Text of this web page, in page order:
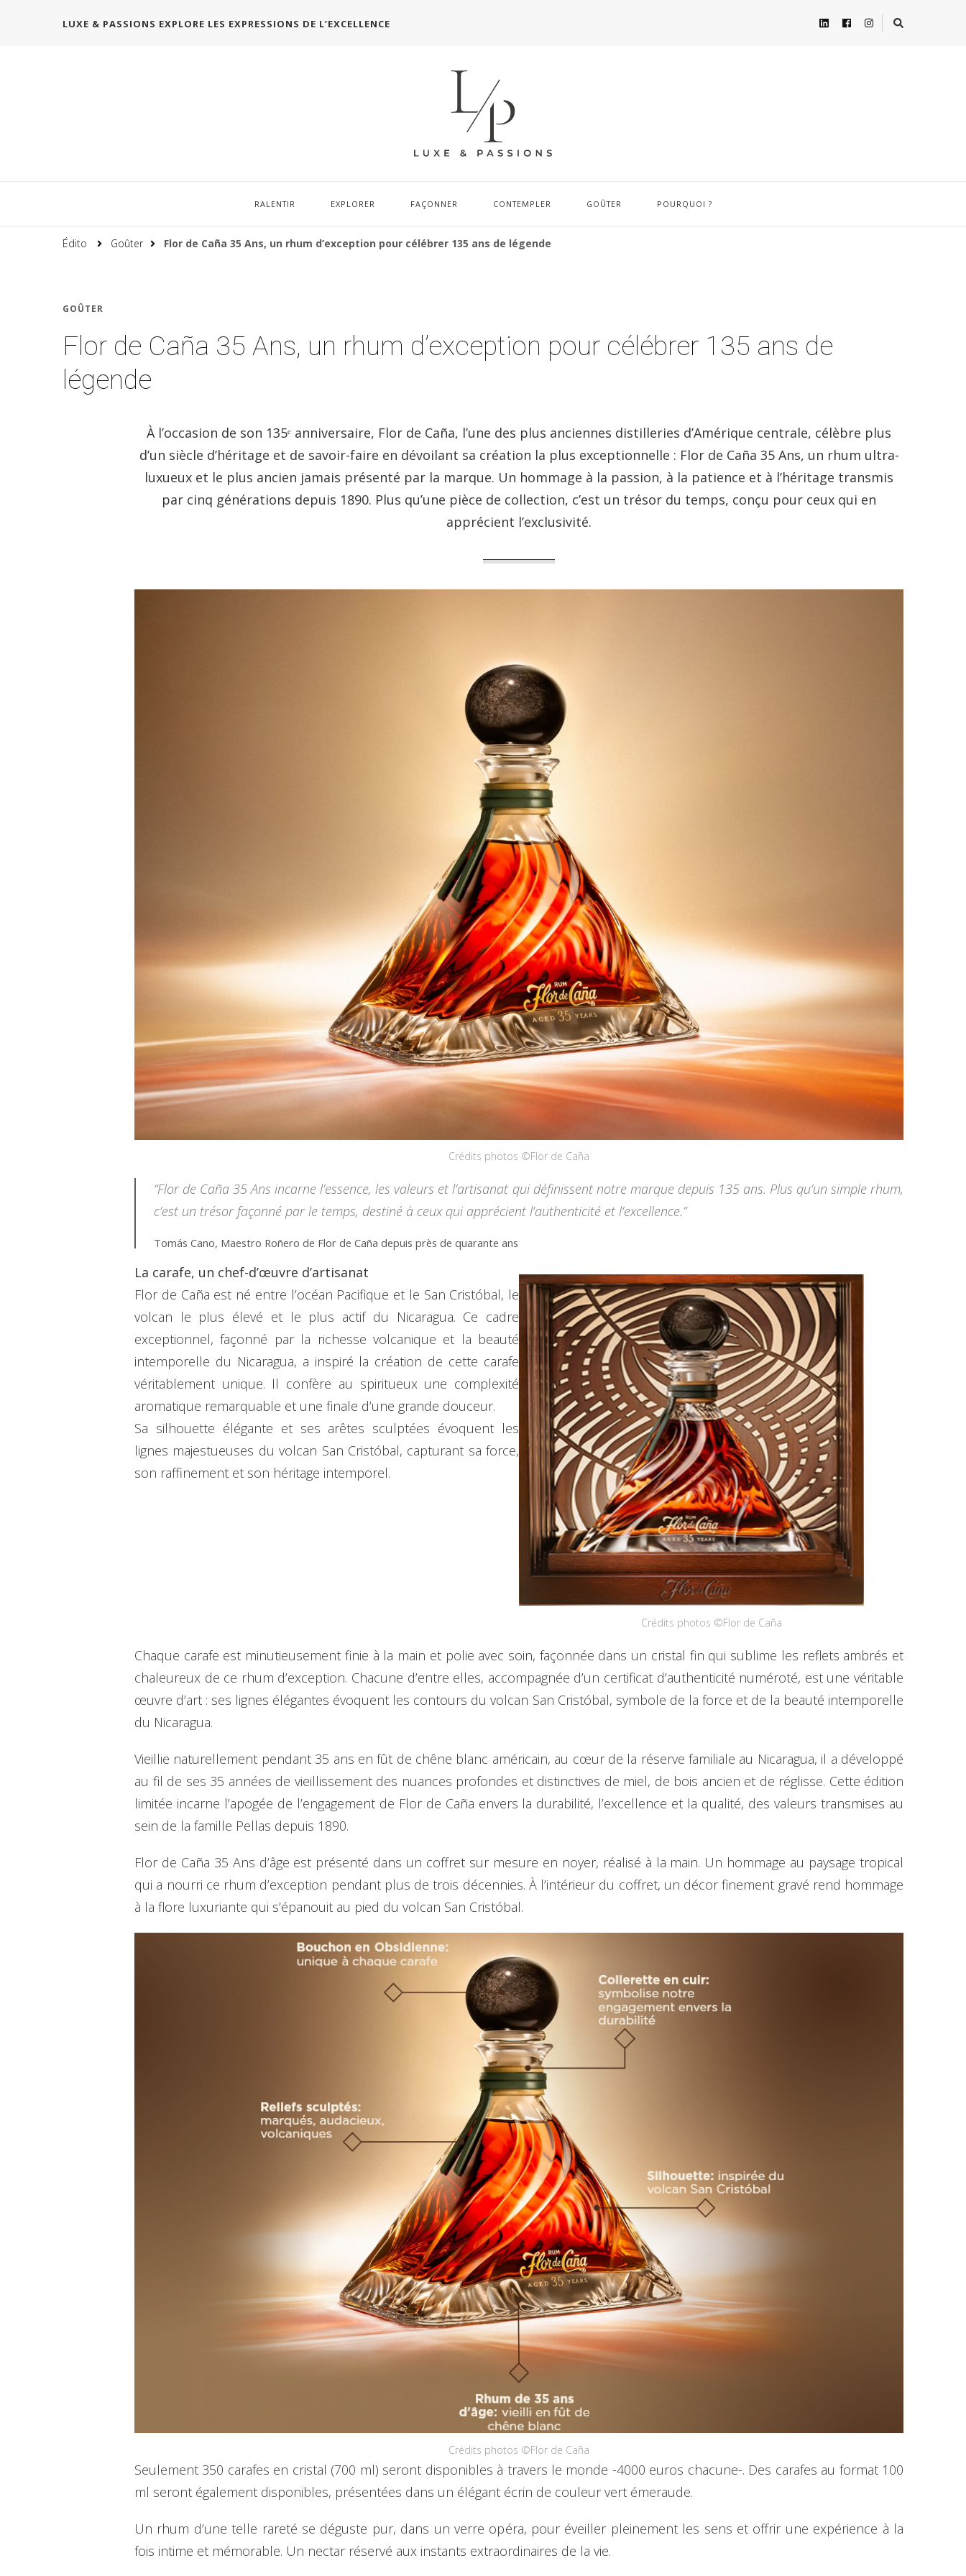
LUXE & PASSIONS EXPLORE LES EXPRESSIONS DE L’EXCELLENCE
RALENTIR EXPLORER FAÇONNER CONTEMPLER GOÛTER POURQUOI ?
Édito Goûter Flor de Caña 35 Ans, un rhum d’exception pour célébrer 135 ans de légende
GOÛTER
Flor de Caña 35 Ans, un rhum d’exception pour célébrer 135 ans de
légende
À l’occasion de son 135ᵉ anniversaire, Flor de Caña, l’une des plus anciennes distilleries d’Amérique centrale, célèbre plus
d’un siècle d’héritage et de savoir-faire en dévoilant sa création la plus exceptionnelle : Flor de Caña 35 Ans, un rhum ultra-
luxueux et le plus ancien jamais présenté par la marque. Un hommage à la passion, à la patience et à l’héritage transmis
par cinq générations depuis 1890. Plus qu’une pièce de collection, c’est un trésor du temps, conçu pour ceux qui en
apprécient l’exclusivité.
Crédits photos ©Flor de Caña
“Flor de Caña 35 Ans incarne l’essence, les valeurs et l’artisanat qui définissent notre marque depuis 135 ans. Plus qu’un simple rhum,
c’est un trésor façonné par le temps, destiné à ceux qui apprécient l’authenticité et l’excellence.”
Tomás Cano, Maestro Roñero de Flor de Caña depuis près de quarante ans
La carafe, un chef-d’œuvre d’artisanat
Flor de Caña est né entre l’océan Pacifique et le San Cristóbal, le
volcan le plus élevé et le plus actif du Nicaragua. Ce cadre
exceptionnel, façonné par la richesse volcanique et la beauté
intemporelle du Nicaragua, a inspiré la création de cette carafe
véritablement unique. Il confère au spiritueux une complexité
aromatique remarquable et une finale d’une grande douceur.
Sa silhouette élégante et ses arêtes sculptées évoquent les
lignes majestueuses du volcan San Cristóbal, capturant sa force,
son raffinement et son héritage intemporel.
Crédits photos ©Flor de Caña
Chaque carafe est minutieusement finie à la main et polie avec soin, façonnée dans un cristal fin qui sublime les reflets ambrés et
chaleureux de ce rhum d’exception. Chacune d’entre elles, accompagnée d’un certificat d’authenticité numéroté, est une véritable
œuvre d’art : ses lignes élégantes évoquent les contours du volcan San Cristóbal, symbole de la force et de la beauté intemporelle
du Nicaragua.
Vieillie naturellement pendant 35 ans en fût de chêne blanc américain, au cœur de la réserve familiale au Nicaragua, il a développé
au fil de ses 35 années de vieillissement des nuances profondes et distinctives de miel, de bois ancien et de réglisse. Cette édition
limitée incarne l’apogée de l’engagement de Flor de Caña envers la durabilité, l’excellence et la qualité, des valeurs transmises au
sein de la famille Pellas depuis 1890.
Flor de Caña 35 Ans d’âge est présenté dans un coffret sur mesure en noyer, réalisé à la main. Un hommage au paysage tropical
qui a nourri ce rhum d’exception pendant plus de trois décennies. À l’intérieur du coffret, un décor finement gravé rend hommage
à la flore luxuriante qui s’épanouit au pied du volcan San Cristóbal.
Crédits photos ©Flor de Caña
Seulement 350 carafes en cristal (700 ml) seront disponibles à travers le monde -4000 euros chacune-. Des carafes au format 100
ml seront également disponibles, présentées dans un élégant écrin de couleur vert émeraude.
Un rhum d’une telle rareté se déguste pur, dans un verre opéra, pour éveiller pleinement les sens et offrir une expérience à la
fois intime et mémorable. Un nectar réservé aux instants extraordinaires de la vie.